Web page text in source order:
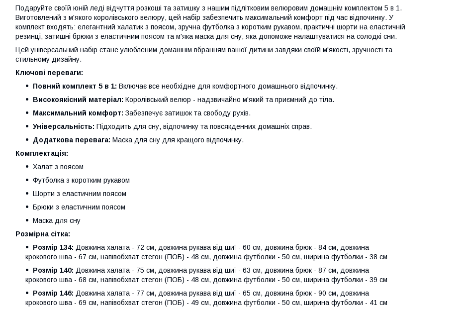
Подаруйте своїй юній леді відчуття розкоші та затишку з нашим підлітковим велюровим домашнім комплектом 5 в 1.
Виготовлений з м'якого королівського велюру, цей набір забезпечить максимальний комфорт під час відпочинку. У
комплект входять: елегантний халатик з поясом, зручна футболка з коротким рукавом, практичні шорти на еластичній
резинці, затишні брюки з еластичним поясом та м'яка маска для сну, яка допоможе налаштуватися на солодкі сни.
Цей універсальний набір стане улюбленим домашнім вбранням вашої дитини завдяки своїй м'якості, зручності та
стильному дизайну.
Ключові переваги:
Повний комплект 5 в 1: Включає все необхідне для комфортного домашнього відпочинку.
Високоякісний матеріал: Королівський велюр - надзвичайно м'який та приємний до тіла.
Максимальний комфорт: Забезпечує затишок та свободу рухів.
Універсальність: Підходить для сну, відпочинку та повсякденних домашніх справ.
Додаткова перевага: Маска для сну для кращого відпочинку.
Комплектація:
Халат з поясом
Футболка з коротким рукавом
Шорти з еластичним поясом
Брюки з еластичним поясом
Маска для сну
Розмірна сітка:
Розмір 134: Довжина халата - 72 см, довжина рукава від шиї - 60 см, довжина брюк - 84 см, довжина
крокового шва - 67 см, напівобхват стегон (ПОБ) - 48 см, довжина футболки - 50 см, ширина футболки - 38 см
Розмір 140: Довжина халата - 75 см, довжина рукава від шиї - 63 см, довжина брюк - 87 см, довжина
крокового шва - 68 см, напівобхват стегон (ПОБ) - 48 см, довжина футболки - 50 см, ширина футболки - 39 см
Розмір 146: Довжина халата - 77 см, довжина рукава від шиї - 65 см, довжина брюк - 90 см, довжина
крокового шва - 69 см, напівобхват стегон (ПОБ) - 49 см, довжина футболки - 50 см, ширина футболки - 41 см